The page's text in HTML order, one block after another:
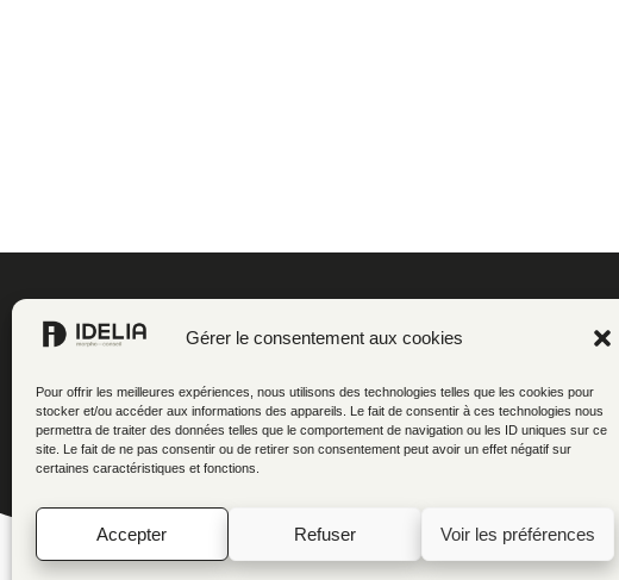
Gérer le consentement aux cookies
Pour offrir les meilleures expériences, nous utilisons des technologies telles que les cookies pour
stocker et/ou accéder aux informations des appareils. Le fait de consentir à ces technologies nous
permettra de traiter des données telles que le comportement de navigation ou les ID uniques sur ce
site. Le fait de ne pas consentir ou de retirer son consentement peut avoir un effet négatif sur
certaines caractéristiques et fonctions.
Accepter Refuser Voir les préférences